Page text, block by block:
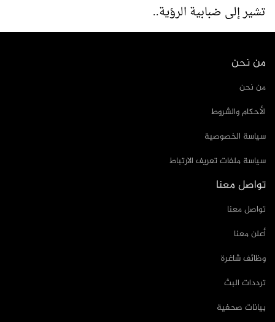
تشير إلى ضبابية الرؤية..
من نحن
من نحن
الأحكام والشروط
سياسة الخصوصية
سياسة ملفات تعريف الارتباط
تواصل معنا
تواصل معنا
أعلن معنا
وظائف شاغرة
ترددات البث
بيانات صحفية